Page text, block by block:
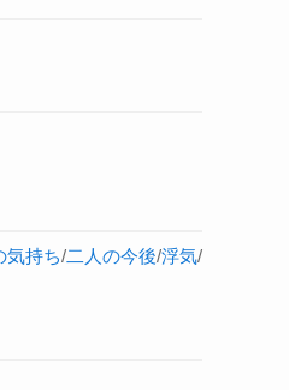
気持ち/二人の今後/浮気/